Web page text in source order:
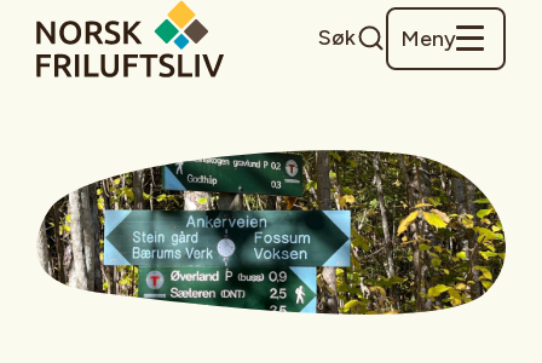
Søk Meny